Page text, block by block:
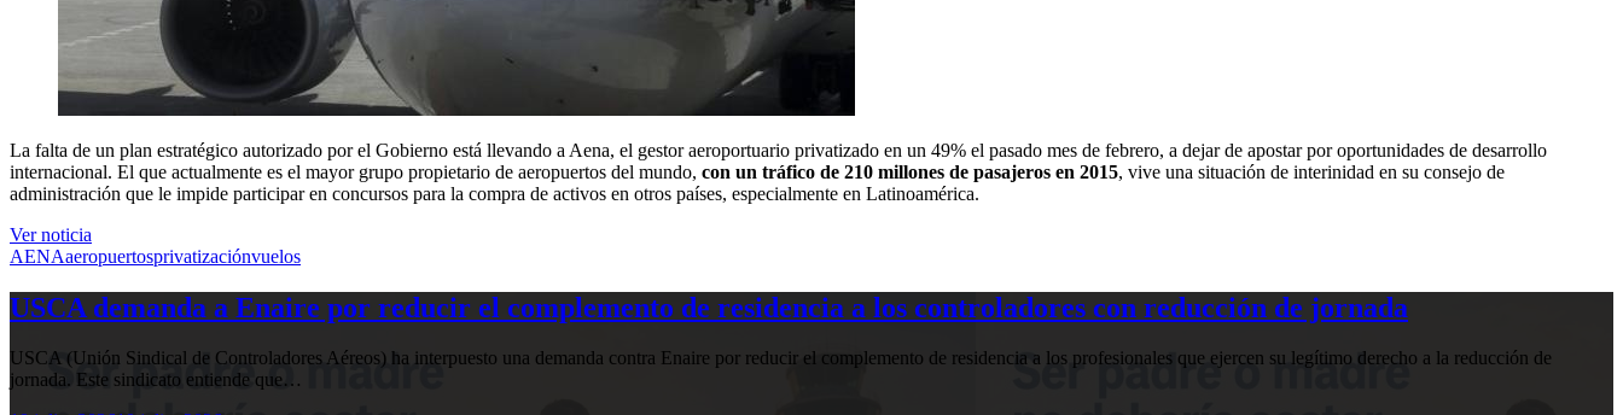
La falta de un plan estratégico autorizado por el Gobierno está llevando a Aena, el gestor aeroportuario privatizado en un 49% el pasado mes de febrero, a dejar de apostar por oportunidades de desarrollo
internacional. El que actualmente es el mayor grupo propietario de aeropuertos del mundo, con un tráfico de 210 millones de pasajeros en 2015, vive una situación de interinidad en su consejo de
administración que le impide participar en concursos para la compra de activos en otros países, especialmente en Latinoamérica.
Ver noticia
AENAaeropuertosprivatizaciónvuelos
USCA demanda a Enaire por reducir el complemento de residencia a los controladores con reducción de jornada
USCA (Unión Sindical de Controladores Aéreos) ha interpuesto una demanda contra Enaire por reducir el complemento de residencia a los profesionales que ejercen su legítimo derecho a la reducción de
jornada. Este sindicato entiende que…